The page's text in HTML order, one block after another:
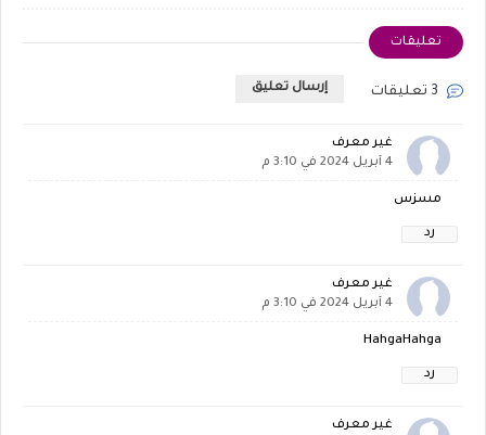
تعليقات
إرسال تعليق
غير معرف
4 أبريل 2024 في 3:10 م
مسزس
رد
غير معرف
4 أبريل 2024 في 3:10 م
HahgaHahga
رد
غير معرف